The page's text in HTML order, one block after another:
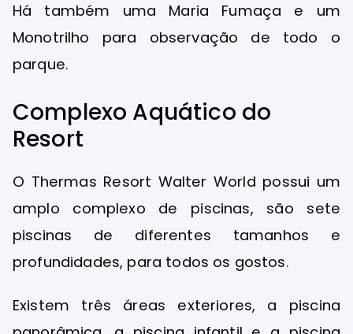
Há também uma Maria Fumaça e um
Monotrilho para observação de todo o
parque.
Complexo Aquático do
Resort
O Thermas Resort Walter World possui um
amplo complexo de piscinas, são sete
piscinas de diferentes tamanhos e
profundidades, para todos os gostos.
Existem três áreas exteriores, a piscina